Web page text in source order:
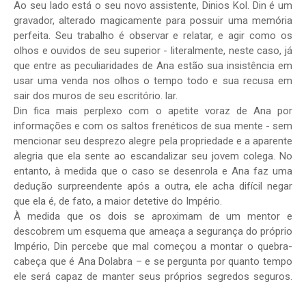
Ao seu lado está o seu novo assistente, Dinios Kol. Din é um
gravador, alterado magicamente para possuir uma memória
perfeita. Seu trabalho é observar e relatar, e agir como os
olhos e ouvidos de seu superior - literalmente, neste caso, já
que entre as peculiaridades de Ana estão sua insistência em
usar uma venda nos olhos o tempo todo e sua recusa em
sair dos muros de seu escritório. lar.
Din fica mais perplexo com o apetite voraz de Ana por
informações e com os saltos frenéticos de sua mente - sem
mencionar seu desprezo alegre pela propriedade e a aparente
alegria que ela sente ao escandalizar seu jovem colega. No
entanto, à medida que o caso se desenrola e Ana faz uma
dedução surpreendente após a outra, ele acha difícil negar
que ela é, de fato, a maior detetive do Império.
À medida que os dois se aproximam de um mentor e
descobrem um esquema que ameaça a segurança do próprio
Império, Din percebe que mal começou a montar o quebra-
cabeça que é Ana Dolabra – e se pergunta por quanto tempo
ele será capaz de manter seus próprios segredos seguros.